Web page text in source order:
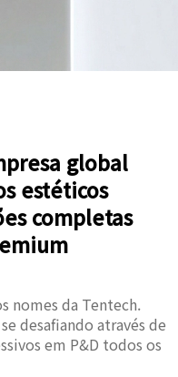
global
estéticos
completas
nomes da Tentech.
desafiando através de
em P&D todos os